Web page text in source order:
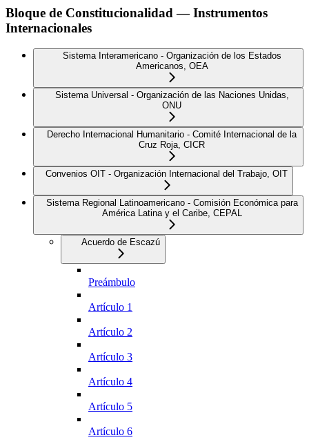
Bloque de Constitucionalidad — Instrumentos
Internacionales
Sistema Interamericano - Organización de los Estados
Americanos, OEA
Sistema Universal - Organización de las Naciones Unidas,
ONU
Derecho Internacional Humanitario - Comité Internacional de la
Cruz Roja, CICR
Convenios OIT - Organización Internacional del Trabajo, OIT
Sistema Regional Latinoamericano - Comisión Económica para
América Latina y el Caribe, CEPAL
Acuerdo de Escazú
Preámbulo
Artículo 1
Artículo 2
Artículo 3
Artículo 4
Artículo 5
Artículo 6